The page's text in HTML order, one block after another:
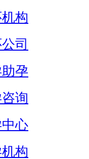
构
司
孕
询
心
构